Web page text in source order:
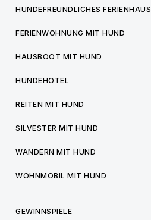
HUNDEFREUNDLICHES FERIENHAUS
FERIENWOHNUNG MIT HUND
HAUSBOOT MIT HUND
HUNDEHOTEL
REITEN MIT HUND
SILVESTER MIT HUND
WANDERN MIT HUND
WOHNMOBIL MIT HUND
GEWINNSPIELE